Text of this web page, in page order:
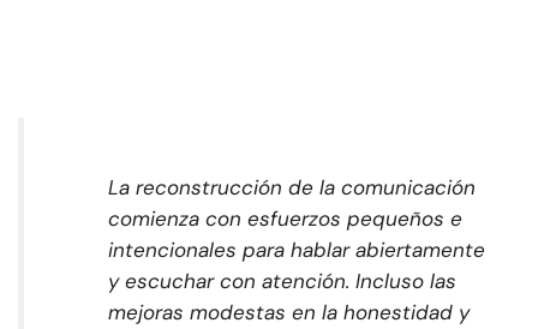
La reconstrucción de la comunicación
comienza con esfuerzos pequeños e
intencionales para hablar abiertamente
y escuchar con atención. Incluso las
mejoras modestas en la honestidad y